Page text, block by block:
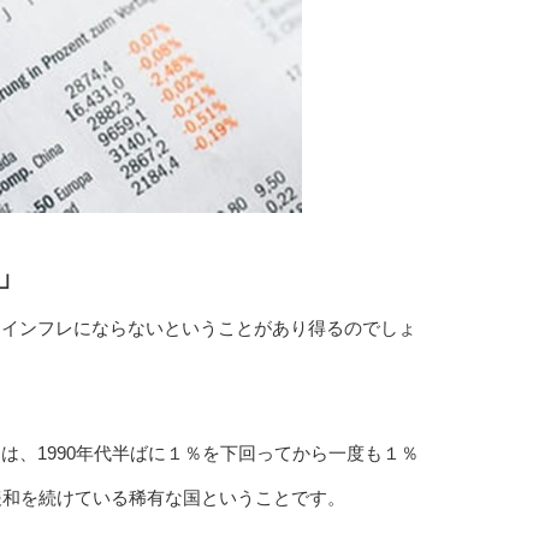
ンフレにならないということがあり得るのでしょ
、1990年代半ばに１％を下回ってから一度も１％
を続けている稀有な国ということです。